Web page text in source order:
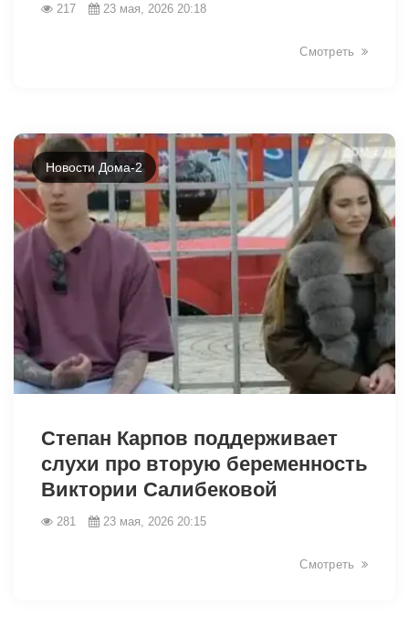
217 23 мая, 2026 20:18
Смотреть
Новости Дома-2
Степан Карпов поддерживает
слухи про вторую беременность
Виктории Салибековой
281 23 мая, 2026 20:15
Смотреть